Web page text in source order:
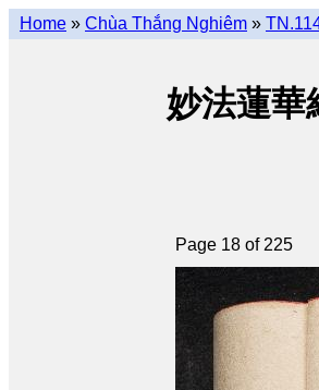
Home » Chùa Thắng Nghiêm »
妙法蓮
Page 18 of 225